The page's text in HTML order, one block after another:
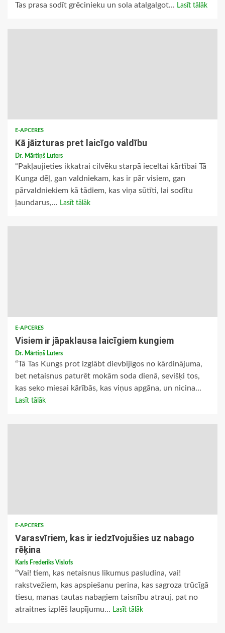
Tas prasa sodīt grēcinieku un sola atalgalgot... Lasīt tālāk
E-APCERES
Kā jāizturas pret laicīgo valdību
Dr. Mārtiņš Luters
“Pakļaujieties ikkatrai cilvēku starpā ieceltai kārtībai Tā
Kunga dēļ, gan valdniekam, kas ir pār visiem, gan
pārvaldniekiem kā tādiem, kas viņa sūtīti, lai sodītu
ļaundarus,... Lasīt tālāk
E-APCERES
Visiem ir jāpaklausa laicīgiem kungiem
Dr. Mārtiņš Luters
“Tā Tas Kungs prot izglābt dievbijīgos no kārdinājuma,
bet netaisnus paturēt mokām soda dienā, sevišķi tos,
kas seko miesai kārībās, kas viņus apgāna, un nicina...
Lasīt tālāk
E-APCERES
Varasvīriem, kas ir iedzīvojušies uz nabago
rēķina
Karls Frederiks Vislofs
“Vai! tiem, kas netaisnus likumus pasludina, vai!
rakstvežiem, kas apspiešanu perina, kas sagroza trūcīgā
tiesu, manas tautas nabagiem taisnību atrauj, pat no
atraitnes izplēš laupījumu... Lasīt tālāk